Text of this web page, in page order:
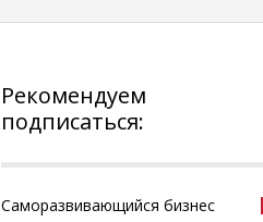
Рекомендуем
подписаться:
Саморазвивающийся бизнес